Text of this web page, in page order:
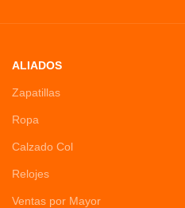
ALIADOS
Zapatillas
Ropa
Calzado Col
Relojes
Ventas por Mayor